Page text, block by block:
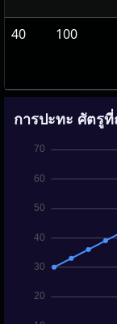
40
100